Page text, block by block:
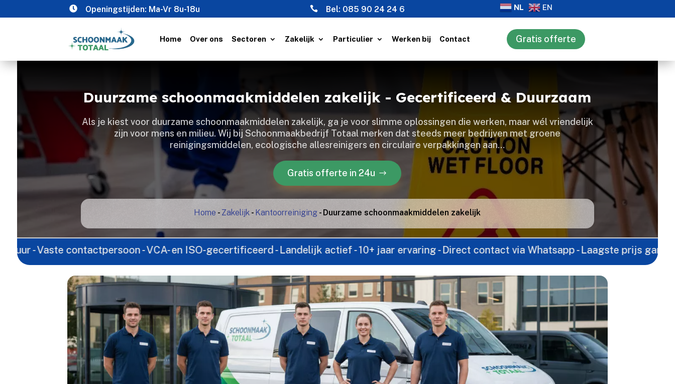
 Openingstijden: Ma-Vr 8u-18u  Bel: 085 90 24 24 6 NL EN
Home Over ons Sectoren Zakelijk Particulier Werken bij Contact Gratis offerte
Duurzame schoonmaakmiddelen zakelijk - Gecertificeerd & Duurzaam
Als je kiest voor duurzame schoonmaakmiddelen zakelijk, ga je voor slimme oplossingen die werken, maar wél vriendelijk
zijn voor mens en milieu.​ Wij bij Schoonmaakbedrijf Totaal merken dat steeds meer bedrijven met groene
reinigingsmiddelen, ecologische allesreinigers en circulaire verpakkingen aan…
Gratis offerte in 24u
Home - Zakelijk - Kantoorreiniging - Duurzame schoonmaakmiddelen zakelijk
contactpersoon - VCA- en ISO-gecertificeerd - Landelijk actief - 10+ jaar ervaring - Direct contact via Whatsapp - Laagste prijs garantie -